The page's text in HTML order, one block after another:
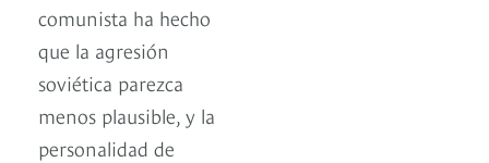
comunista ha hecho
que la agresión
soviética parezca
menos plausible, y la
personalidad de